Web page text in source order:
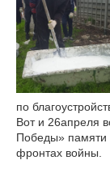
по
Вот и 26апреля
Победы» памяти
фронтах войны.